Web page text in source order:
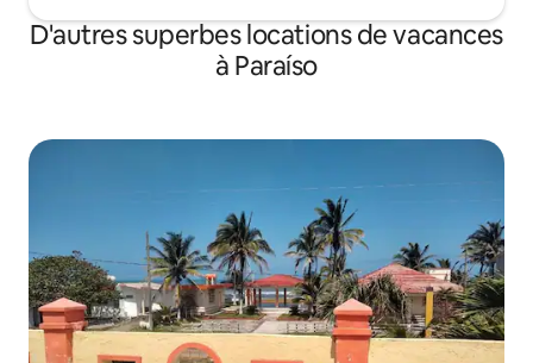
D'autres superbes locations de vacances
à Paraíso